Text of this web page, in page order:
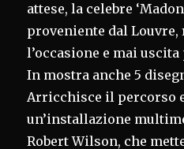
attese, la celebre
proveniente dal Louvre,
l’occasione e mai
In mostra anche 5
Arricchisce il percorso
un’installazione
Robert Wilson, che